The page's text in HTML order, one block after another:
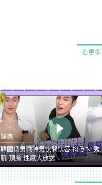
看更多
娛樂
韓國猛男微喘氣快問快答 抖ㄋㄟ 秀
肌 頂胯 性感大放送